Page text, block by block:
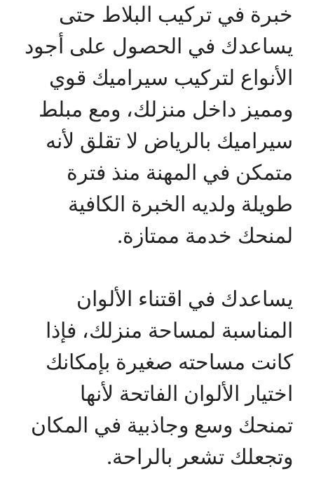
خبرة في تركيب البلاط حتى
يساعدك في الحصول على أجود
الأنواع لتركيب سيراميك قوي
ومميز داخل منزلك، ومع مبلط
سيراميك بالرياض لا تقلق لأنه
متمكن في المهنة منذ فترة
طويلة ولديه الخبرة الكافية
لمنحك خدمة ممتازة.
يساعدك في اقتناء الألوان
المناسبة لمساحة منزلك، فإذا
كانت مساحته صغيرة بإمكانك
اختيار الألوان الفاتحة لأنها
تمنحك وسع وجاذبية في المكان
وتجعلك تشعر بالراحة.